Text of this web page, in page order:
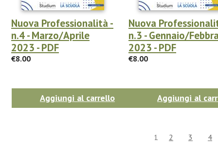
Nuova Professionalità -
n.4 - Marzo/Aprile
2023 - PDF
€8.00
Aggiungi al carrello
Nuova
n.3 - Gennaio/
2023 - PDF
€8.00
Aggiungi al
1 2 3 4